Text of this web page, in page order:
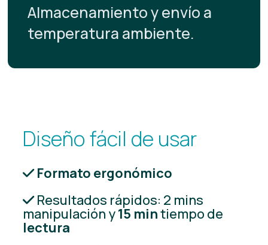
Almacenamiento y envío a
temperatura ambiente.
Diseño fácil de usar
Formato ergonómico
Resultados rápidos: 2 mins
manipulación y15 mintiempo de
lectura